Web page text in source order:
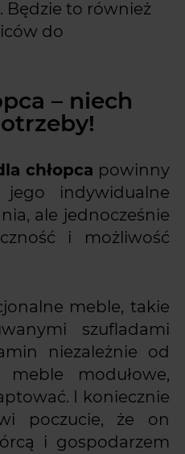
Będzie to również
do
– niech
chłopca powinny
indywidualne
ale jednocześnie
i możliwość
meble, takie
szufladami
niezależnie od
modułowe,
I koniecznie
poczucie, że on
i gospodarzem